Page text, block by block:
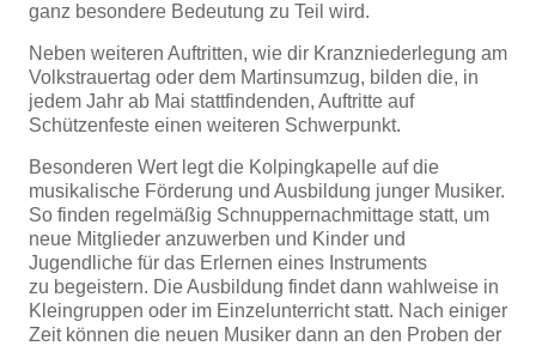
ganz besondere Bedeutung zu Teil wird.
Neben weiteren Auftritten, wie dir Kranzniederlegung am
Volkstrauertag oder dem Martinsumzug, bilden die, in
jedem Jahr ab Mai stattfindenden, Auftritte auf
Schützenfeste einen weiteren Schwerpunkt.
Besonderen Wert legt die Kolpingkapelle auf die
musikalische Förderung und Ausbildung junger Musiker.
So finden regelmäßig Schnuppernachmittage statt, um
neue Mitglieder anzuwerben und Kinder und
Jugendliche für das Erlernen eines Instruments
zu begeistern. Die Ausbildung findet dann wahlweise in
Kleingruppen oder im Einzelunterricht statt. Nach einiger
Zeit können die neuen Musiker dann an den Proben der